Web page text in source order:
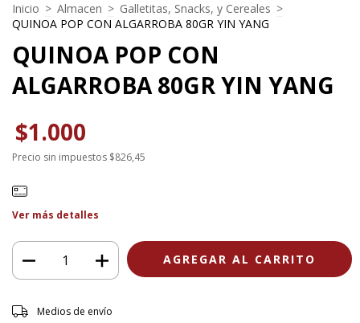
Inicio > Almacen > Galletitas, Snacks, y Cereales >
QUINOA POP CON ALGARROBA 80GR YIN YANG
QUINOA POP CON
ALGARROBA 80GR YIN YANG
$1.000
Precio sin impuestos $826,45
Ver más detalles
Entregas para el CP:
Medios de envío